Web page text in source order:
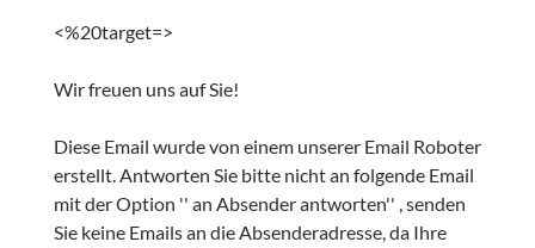
<%20target=>
Wir freuen uns auf Sie!
Diese Email wurde von einem unserer Email Roboter
erstellt. Antworten Sie bitte nicht an folgende Email
mit der Option '' an Absender antworten'' , senden
Sie keine Emails an die Absenderadresse, da Ihre